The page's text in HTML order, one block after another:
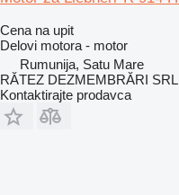
Cena na upit
Delovi motora - motor
Rumunija, Satu Mare
RĂTEZ DEZMEMBRĂRI SRL
Kontaktirajte prodavca